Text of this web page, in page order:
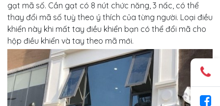
gạt mã số. Cần gạt có 8 nút chức năng, 3 nấc, có thể
thay đổi mã số tuỳ theo ý thích của từng người. Loại điều
khiển này khi mất tay điều khiển bạn có thể đổi mã cho
hộp điều khiển và tay theo mã mới.